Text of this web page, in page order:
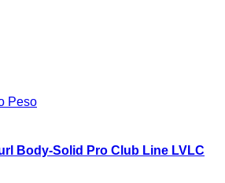
Peso
Body-Solid Pro Club Line LVLC